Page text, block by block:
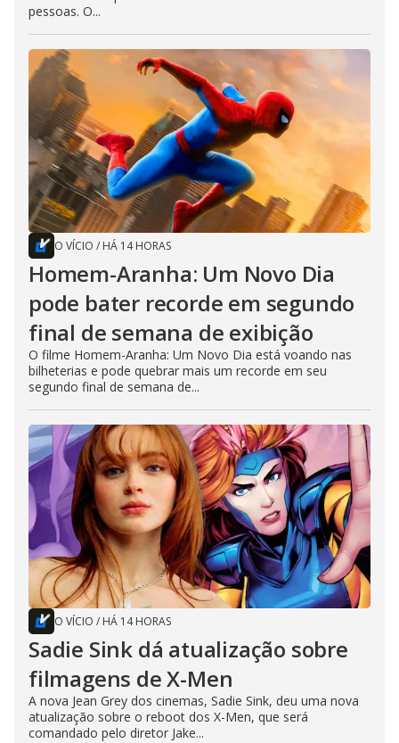
pessoas. O...
O VÍCIO / HÁ 14 HORAS
Homem-Aranha: Um Novo Dia
pode bater recorde em segundo
final de semana de exibição
O filme Homem-Aranha: Um Novo Dia está voando nas
bilheterias e pode quebrar mais um recorde em seu
segundo final de semana de...
O VÍCIO / HÁ 14 HORAS
Sadie Sink dá atualização sobre
filmagens de X-Men
A nova Jean Grey dos cinemas, Sadie Sink, deu uma nova
atualização sobre o reboot dos X-Men, que será
comandado pelo diretor Jake...